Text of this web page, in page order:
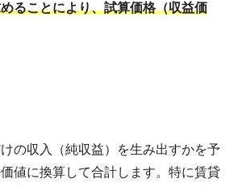
ることにより、試算価格（収益価
の収入（純収益）を生み出すかを予
値に換算して合計します。特に賃貸